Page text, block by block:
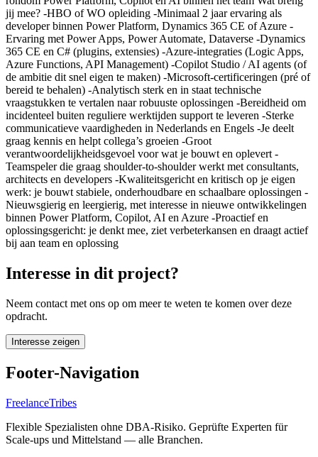
jij mee? -HBO of WO opleiding -Minimaal 2 jaar ervaring als
developer binnen Power Platform, Dynamics 365 CE of Azure -
Ervaring met Power Apps, Power Automate, Dataverse -Dynamics
365 CE en C# (plugins, extensies) -Azure‑integraties (Logic Apps,
Azure Functions, API Management) -Copilot Studio / AI agents (of
de ambitie dit snel eigen te maken) -Microsoft‑certificeringen (pré of
bereid te behalen) -Analytisch sterk en in staat technische
vraagstukken te vertalen naar robuuste oplossingen -Bereidheid om
incidenteel buiten reguliere werktijden support te leveren -Sterke
communicatieve vaardigheden in Nederlands en Engels -Je deelt
graag kennis en helpt collega’s groeien -Groot
verantwoordelijkheidsgevoel voor wat je bouwt en oplevert -
Teamspeler die graag shoulder‑to‑shoulder werkt met consultants,
architects en developers -Kwaliteitsgericht en kritisch op je eigen
werk: je bouwt stabiele, onderhoudbare en schaalbare oplossingen -
Nieuwsgierig en leergierig, met interesse in nieuwe ontwikkelingen
binnen Power Platform, Copilot, AI en Azure -Proactief en
oplossingsgericht: je denkt mee, ziet verbeterkansen en draagt actief
bij aan team en oplossing
Interesse in dit project?
Neem contact met ons op om meer te weten te komen over deze
opdracht.
Interesse zeigen
Footer-Navigation
FreelanceTribes
Flexible Spezialisten ohne DBA-Risiko. Geprüfte Experten für
Scale-ups und Mittelstand — alle Branchen.